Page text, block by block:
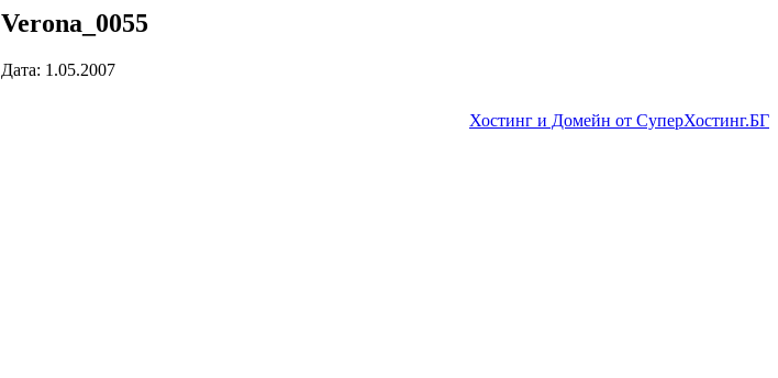
Verona_0055
Дата: 1.05.2007
Хостинг и Домейн от СуперХостинг.БГ